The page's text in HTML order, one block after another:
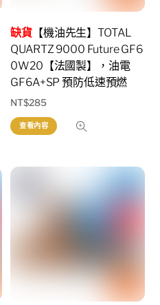
缺貨 【機油先生】TOTAL
QUARTZ 9000 Future GF6
0W20【法國製】，油電
GF6A+SP 預防低速預燃
NT$285
查看內容